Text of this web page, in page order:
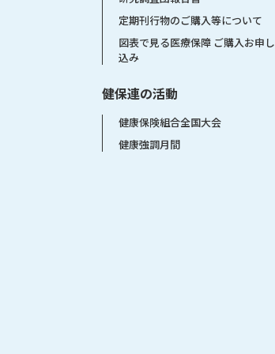
定期刊行物のご購入等について
図表で見る医療保障 ご購入お申し
込み
健保連の活動
健康保険組合全国大会
健康強調月間